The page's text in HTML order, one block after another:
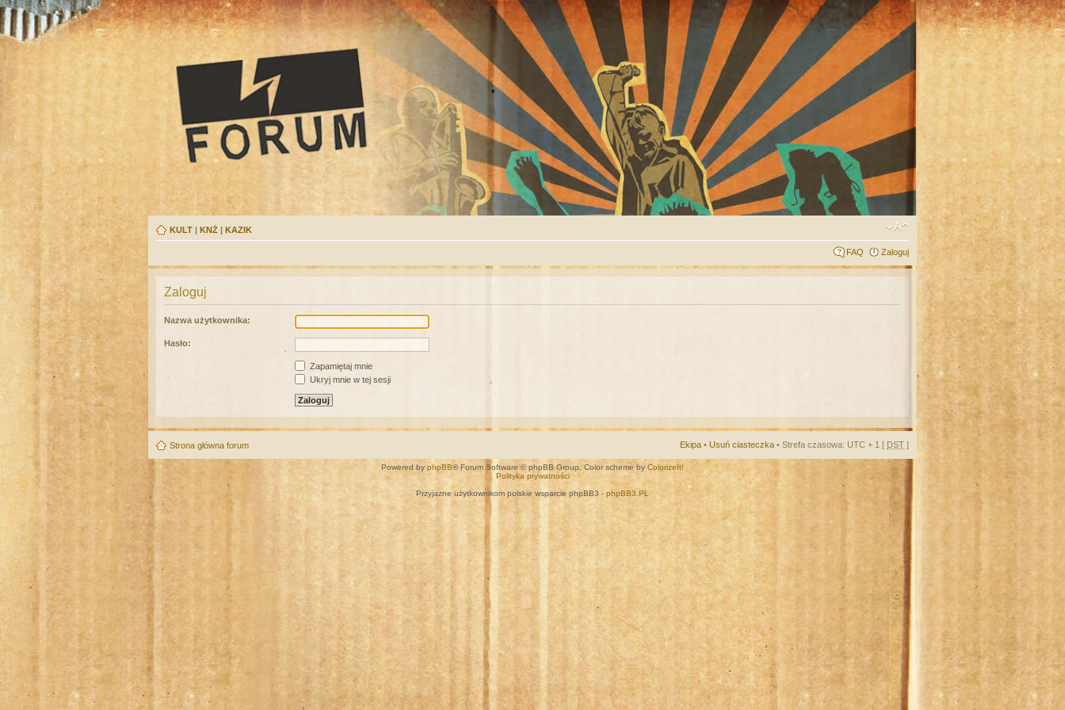
KULT | KNŻ | KAZIK
FAQ Zaloguj
Zaloguj
Nazwa użytkownika:
Hasło:
Zapamiętaj mnie
Ukryj mnie w tej sesji
Strona główna forum Ekipa • Usuń ciasteczka • Strefa czasowa: UTC + 1 [ DST ]
Powered by phpBB® Forum Software © phpBB Group. Color scheme by ColorizeIt!
Polityka prywatności
Przyjazne użytkownikom polskie wsparcie phpBB3 - phpBB3.PL